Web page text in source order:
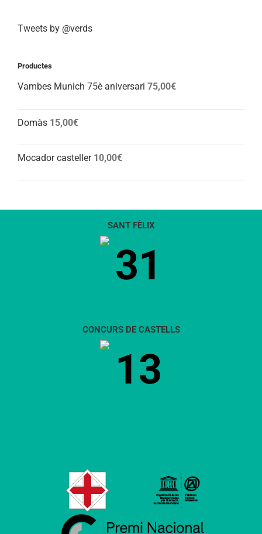
Tweets by @verds
Productes
Vambes Munich 75è aniversari 75,00€
Domàs 15,00€
Mocador casteller 10,00€
SANT FÈLIX
31
CONCURS DE CASTELLS
13